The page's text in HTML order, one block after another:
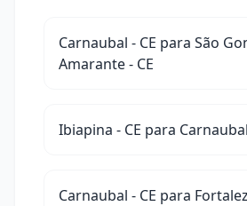
Carnaubal - CE para São
Amarante - CE
Ibiapina - CE para
Carnaubal - CE para